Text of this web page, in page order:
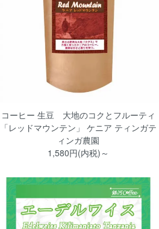
コーヒー 生豆 大地のコクとフルーティ
「レッドマウンテン」 ケニア ティンガテ
ィンガ農園
1,580円(内税)～